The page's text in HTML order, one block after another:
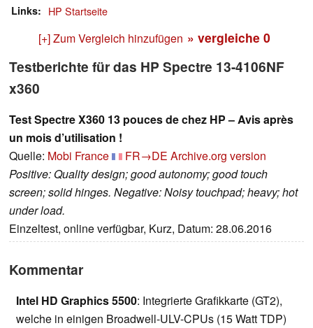
Links HP Startseite
[+] Zum Vergleich hinzufügen » vergleiche 0
Testberichte für das HP Spectre 13-4106NF
x360
Test Spectre X360 13 pouces de chez HP – Avis après
un mois d’utilisation !
Quelle: Mobi France FR→DE Archive.org version
Positive: Quality design; good autonomy; good touch
screen; solid hinges. Negative: Noisy touchpad; heavy; hot
under load.
Einzeltest, online verfügbar, Kurz, Datum: 28.06.2016
Kommentar
Intel HD Graphics 5500: Integrierte Grafikkarte (GT2),
welche in einigen Broadwell-ULV-CPUs (15 Watt TDP)